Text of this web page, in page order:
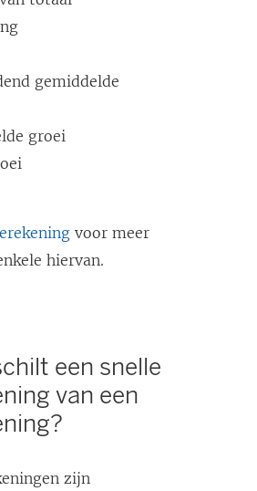
gemiddelde
groei
voor meer
hiervan.
een snelle
van een
zijn